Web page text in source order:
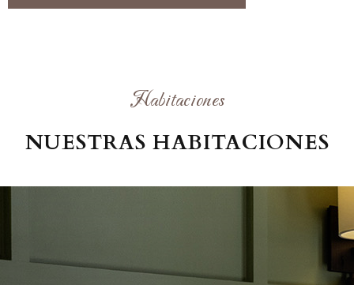
Habitaciones
NUESTRAS HABITACIONES